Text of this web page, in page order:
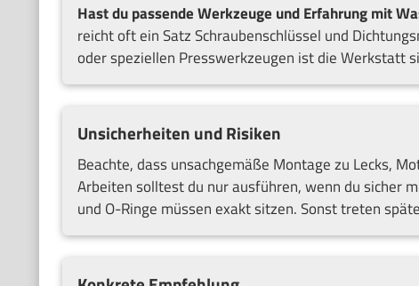
Hast du passende Werkzeuge und Erfahrung mit
reicht oft ein Satz Schraubenschlüssel und
oder speziellen Presswerkzeugen ist die Werkstatt
Unsicherheiten und Risiken
Beachte, dass unsachgemäße Montage zu Lecks,
Arbeiten solltest du nur ausführen, wenn du sicher
und O-Ringe müssen exakt sitzen. Sonst treten